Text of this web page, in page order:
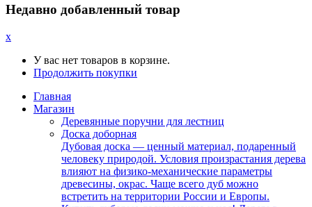
Недавно добавленный товар
x
У вас нет товаров в корзине.
Продолжить покупки
Главная
Магазин
Деревянные поручни для лестниц
Доска доборная
Дубовая доска — ценный материал, подаренный
человеку природой. Условия произрастания дерева
влияют на физико-механические параметры
древесины, окрас. Чаще всего дуб можно
встретить на территории России и Европы.